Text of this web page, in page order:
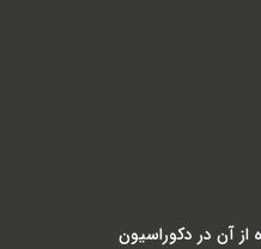
از آن در دکوراسیون